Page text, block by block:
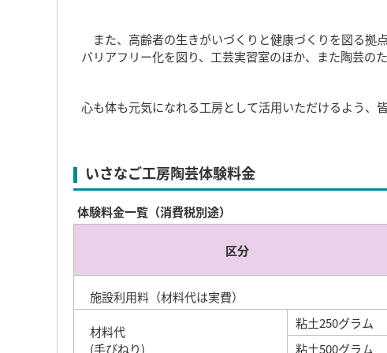
また、高齢者の生きがいづくりと健康づくりを図る拠
バリアフリー化を図り、工芸実習室のほか、また陶芸の
心も体も元気になれる工房として活用いただけるよう、
いさなご工房陶芸体験料金
体験料金一覧（消費税別途）
区分
施設利用料（材料代は実費）
材料代
(手びねり)
粘土250グラム
粘土500グラム